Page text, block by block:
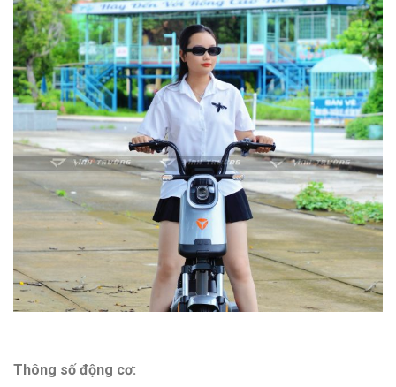
Thông số động cơ: